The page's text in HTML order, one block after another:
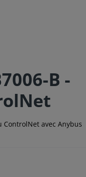
B -
ControlNet avec Anybus